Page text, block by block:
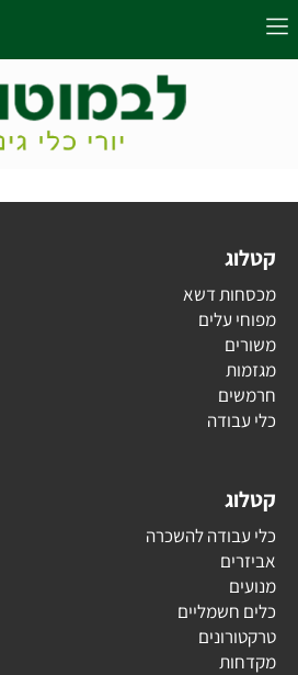
קטלוג
מכסחות דשא
מפוחי עלים
משורים
מגזמות
חרמשים
כלי עבודה
קטלוג
כלי עבודה להשכרה
אביזרים
מנועים
כלים חשמליים
טרקטורונים
מקדחות